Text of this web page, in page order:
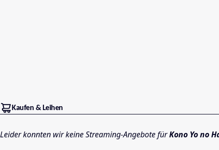
Kaufen & Leihen
Leider konnten wir keine Streaming-Angebote fürKono Yo no